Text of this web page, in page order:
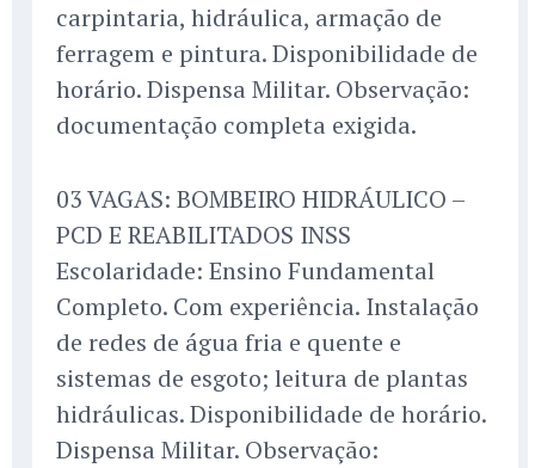
carpintaria, hidráulica, armação de
ferragem e pintura. Disponibilidade de
horário. Dispensa Militar. Observação:
documentação completa exigida.
03 VAGAS: BOMBEIRO HIDRÁULICO –
PCD E REABILITADOS INSS
Escolaridade: Ensino Fundamental
Completo. Com experiência. Instalação
de redes de água fria e quente e
sistemas de esgoto; leitura de plantas
hidráulicas. Disponibilidade de horário.
Dispensa Militar. Observação: